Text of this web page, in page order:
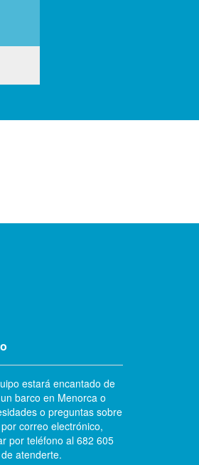
estará encantado de
barco en Menorca o
o preguntas sobre
correo electrónico,
por teléfono al 682 605
atenderte.